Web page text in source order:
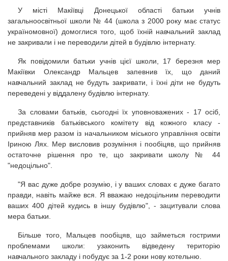
У місті Макіївці Донецької області батьки учнів
загальноосвітньої школи № 44 (школа з 2000 року має статус
україномовної) домоглися того, щоб їхній навчальний заклад
не закривали і не переводили дітей в будівлю інтернату.
Як повідомили батьки учнів цієї школи, 17 березня мер
Макіївки Олександр Мальцев запевнив їх, що даний
навчальний заклад не будуть закривати, і їхні діти не будуть
переведені у віддалену будівлю інтернату.
За словами батьків, сьогодні їх уповноважених - 17 осіб,
представників батьківського комітету від кожного класу -
прийняв мер разом із начальником міського управління освіти
Іриною Лях. Мер висловив розуміння і пообіцяв, що прийняв
остаточне рішення про те, що закривати школу № 44
"недоцільно".
"Я вас дуже добре розумію, і у ваших словах є дуже багато
правди, навіть майже вся. Я вважаю недоцільним переводити
ваших 400 дітей кудись в іншу будівлю", - зацитували слова
мера батьки.
Більше того, Мальцев пообіцяв, що займеться гострими
проблемами школи: узаконить відведену територію
навчального закладу і побудує за 1-2 роки нову котельню.